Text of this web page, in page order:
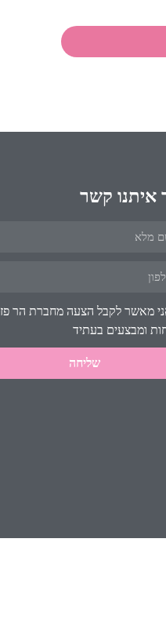
איתנו קשר
מאשר לקבל הצעה מחברת הר פז
ומבצעים בעתיד
שליחה